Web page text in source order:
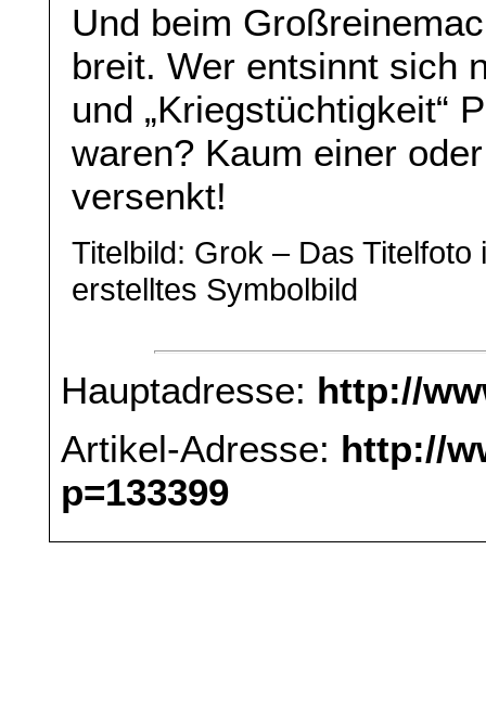
Und beim
breit. Wer entsinnt sich
und „Kriegstüchtigkeit“
waren? Kaum einer
versenkt!
Titelbild: Grok – Das
erstelltes Symbolbild
Hauptadresse: http://
Artikel-Adresse: http://
p=133399